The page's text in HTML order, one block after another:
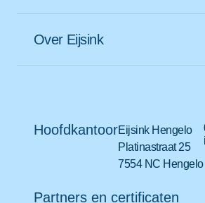
Over Eijsink
HoofdkantoorEijsink Hengelo
Platinastraat 25
7554 NC Hengelo
Partners en certificaten